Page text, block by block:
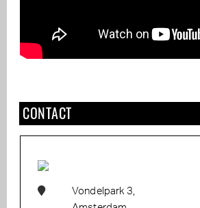
CONTACT
Vondelpark 3,